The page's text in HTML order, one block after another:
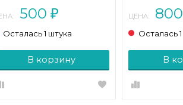
500 ₽
Осталась 1 штука
В корзину
ЦЕНА:
Осталась
В